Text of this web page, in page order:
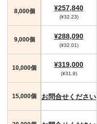
8,000個 ¥257,840
(¥32.23)
9,000個 ¥288,090
(¥32.01)
10,000個 ¥319,000
(¥31.9)
15,000個 お問合せください